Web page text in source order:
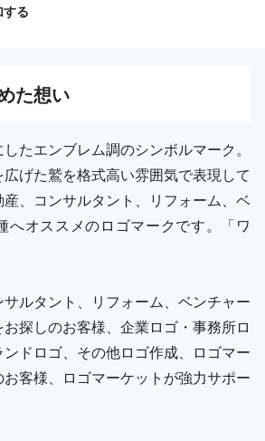
る
た想い
したエンブレム調のシンボルマーク。
げた鷲を格式高い雰囲気で表現して
、コンサルタント、リフォーム、ベ
へオススメのロゴマークです。「ワ
ルタント、リフォーム、ベンチャー
探しのお客様、企業ロゴ・事務所ロ
ドロゴ、その他ロゴ作成、ロゴマー
客様、ロゴマーケットが強力サポー